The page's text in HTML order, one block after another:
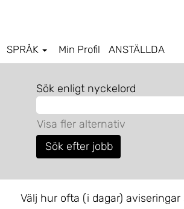
SPRÅK Min Profil ANSTÄLLDA
Sök enligt nyckelord
Visa fler alternativ
Välj hur ofta (i dagar) aviseringar